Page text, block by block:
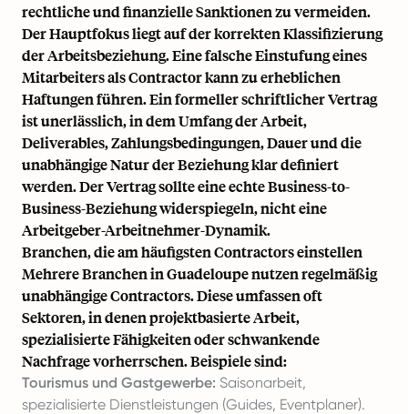
rechtliche und finanzielle Sanktionen zu vermeiden.
Der Hauptfokus liegt auf der korrekten Klassifizierung
der Arbeitsbeziehung. Eine falsche Einstufung eines
Mitarbeiters als Contractor kann zu erheblichen
Haftungen führen. Ein formeller schriftlicher Vertrag
ist unerlässlich, in dem Umfang der Arbeit,
Deliverables, Zahlungsbedingungen, Dauer und die
unabhängige Natur der Beziehung klar definiert
werden. Der Vertrag sollte eine echte Business-to-
Business-Beziehung widerspiegeln, nicht eine
Arbeitgeber-Arbeitnehmer-Dynamik.
Branchen, die am häufigsten Contractors einstellen
Mehrere Branchen in Guadeloupe nutzen regelmäßig
unabhängige Contractors. Diese umfassen oft
Sektoren, in denen projektbasierte Arbeit,
spezialisierte Fähigkeiten oder schwankende
Nachfrage vorherrschen. Beispiele sind:
Tourismus und Gastgewerbe: Saisonarbeit,
spezialisierte Dienstleistungen (Guides, Eventplaner).